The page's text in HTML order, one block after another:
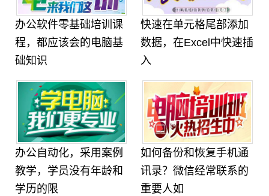
办公软件零基础培训课
程，都应该会的电脑基
础知识
快速在单元格尾部添加
数据，在Excel中快速插
入
办公自动化，采用案例
教学，学员没有年龄和
学历的限
如何备份和恢复手机通
讯录？微信经常联系的
重要人如